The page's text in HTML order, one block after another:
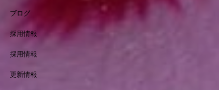
ブログ
採用情報
採用情報
更新情報